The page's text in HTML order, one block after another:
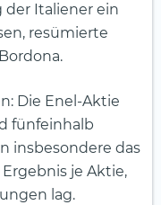
der Italiener ein
resümierte
Die Enel-Aktie
fünfeinhalb
insbesondere das
je Aktie,
lag.